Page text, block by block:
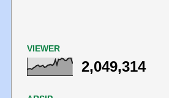
VIEWER
2,049,314